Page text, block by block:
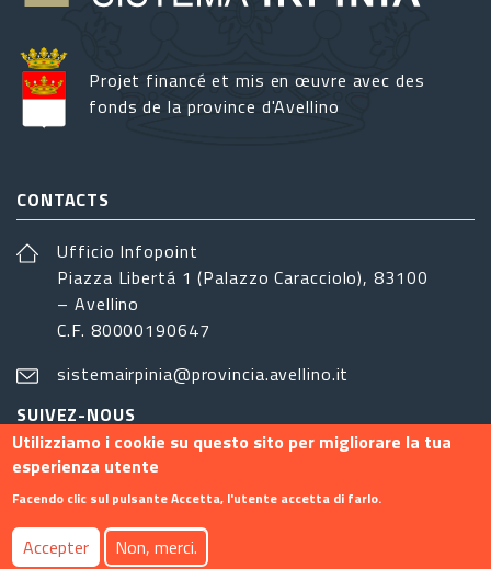
Projet financé et mis en œuvre avec des
fonds de la province d'Avellino
CONTACTS
Ufficio Infopoint
Piazza Libertá 1 (Palazzo Caracciolo), 83100
– Avellino
C.F. 80000190647
sistemairpinia@provincia.avellino.it
SUIVEZ-NOUS
Footer menu
Contact Info
Utilizziamo i cookie su questo sito per migliorare la tua
esperienza utente
Facendo clic sul pulsante Accetta, l'utente accetta di farlo.
Accepter Non, merci.